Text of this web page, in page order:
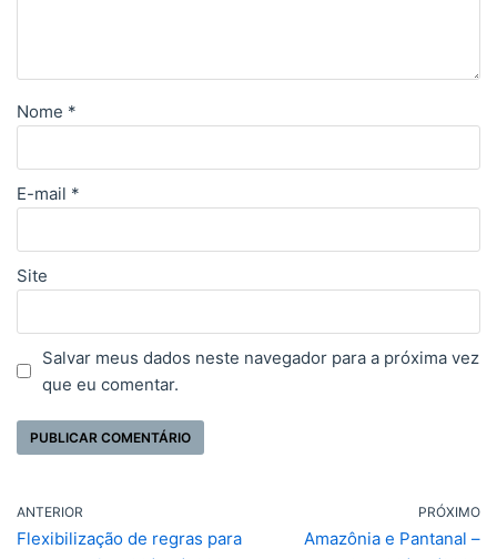
Nome *
E-mail *
Site
Salvar meus dados neste navegador para a próxima vez
que eu comentar.
ANTERIOR
Flexibilização de regras para
PRÓXIMO
Amazônia e Pantanal –